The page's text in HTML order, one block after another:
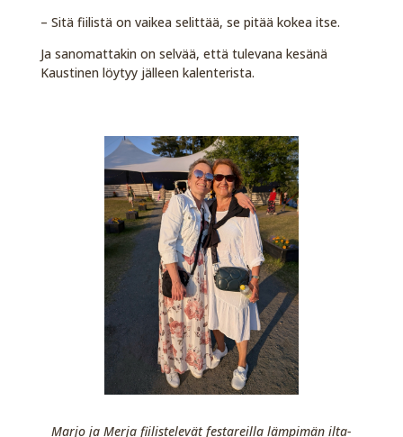
– Sitä fiilistä on vaikea selittää, se pitää kokea itse.
Ja sanomattakin on selvää, että tulevana kesänä
Kaustinen löytyy jälleen kalenterista.
Marjo ja Merja fiilistelevät festareilla lämpimän ilta-